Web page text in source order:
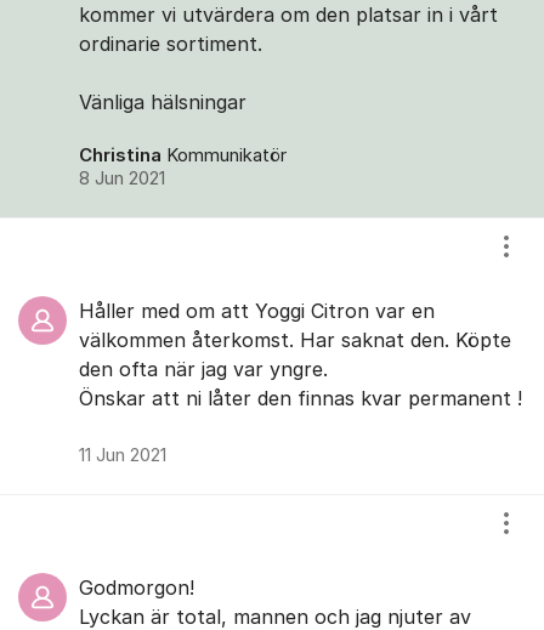
kommer vi utvärdera om den platsar in i vårt
ordinarie sortiment.
Vänliga hälsningar
Christina Kommunikatör
8 Jun 2021
Håller med om att Yoggi Citron var en
välkommen återkomst. Har saknat den. Köpte
den ofta när jag var yngre.
Önskar att ni låter den finnas kvar permanent !
11 Jun 2021
Godmorgon!
Lyckan är total, mannen och jag njuter av